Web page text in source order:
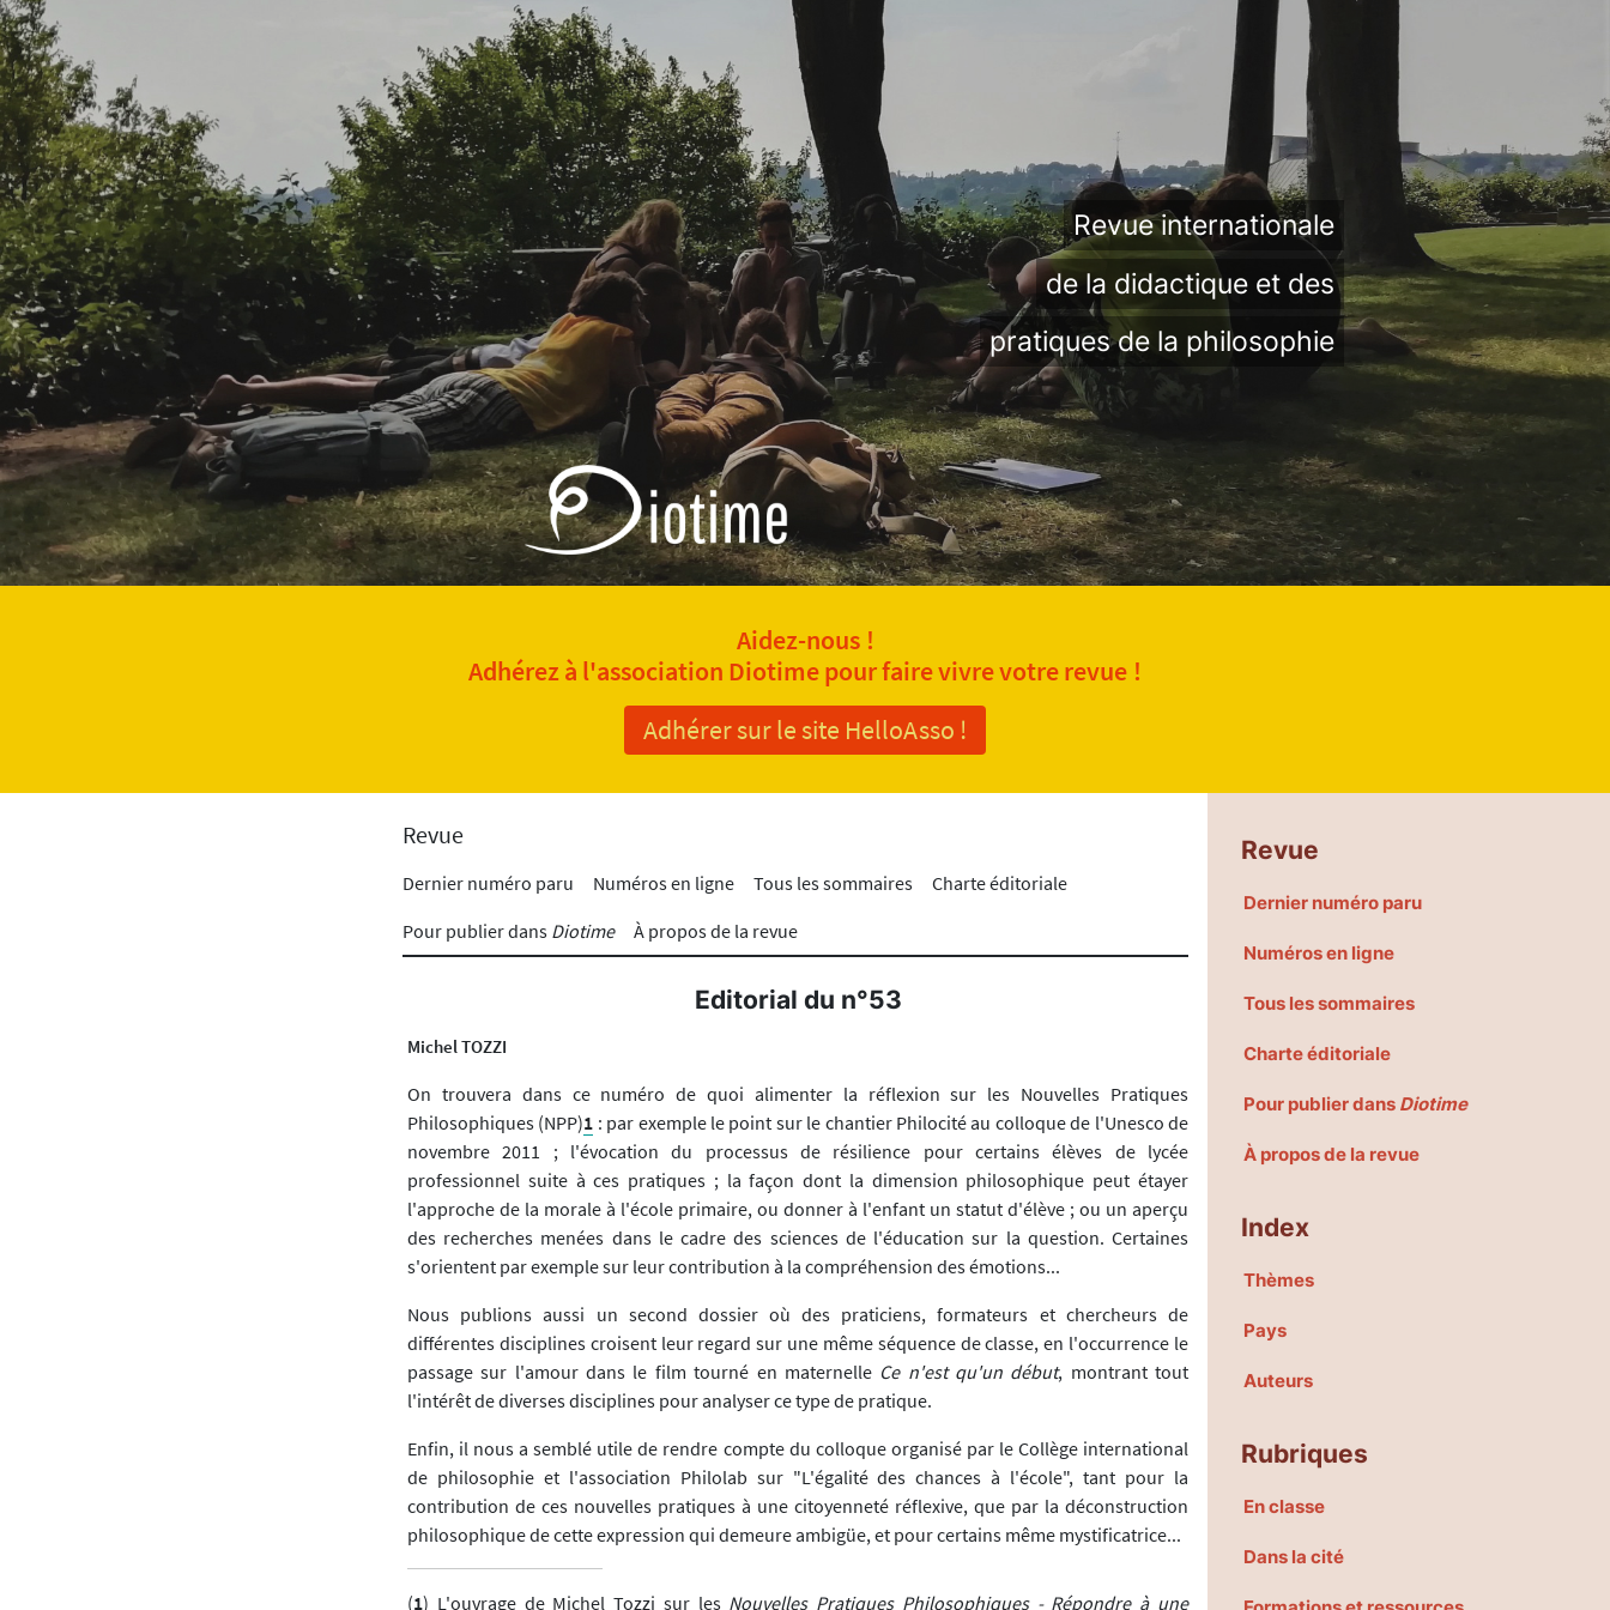
Revue internationale
de la didactique et des
pratiques de la philosophie
Aidez-nous !
Adhérez à l'association Diotime pour faire vivre votre revue !
Adhérer sur le site HelloAsso !
Revue
Dernier numéro paru Numéros en ligne Tous les sommaires
Charte éditoriale
Pour publier dans Diotime À propos de la revue
Editorial du n°53
Michel TOZZI
On trouvera dans ce numéro de quoi alimenter la réflexion sur les Nouvelles Pratiques
Philosophiques (NPP)1 : par exemple le point sur le chantier Philocité au colloque de l'Unesco de
novembre 2011 ; l'évocation du processus de résilience pour certains élèves de lycée
professionnel suite à ces pratiques ; la façon dont la dimension philosophique peut étayer
l'approche de la morale à l'école primaire, ou donner à l'enfant un statut d'élève ; ou un aperçu
des recherches menées dans le cadre des sciences de l'éducation sur la question. Certaines
s'orientent par exemple sur leur contribution à la compréhension des émotions...
Nous publions aussi un second dossier où des praticiens, formateurs et chercheurs de
différentes disciplines croisent leur regard sur une même séquence de classe, en l'occurrence le
passage sur l'amour dans le film tourné en maternelle Ce n'est qu'un début, montrant tout
l'intérêt de diverses disciplines pour analyser ce type de pratique.
Enfin, il nous a semblé utile de rendre compte du colloque organisé par le Collège international
de philosophie et l'association Philolab sur "L'égalité des chances à l'école", tant pour la
contribution de ces nouvelles pratiques à une citoyenneté réflexive, que par la déconstruction
philosophique de cette expression qui demeure ambigüe, et pour certains même mystificatrice...
(1) L'ouvrage de Michel Tozzi sur les Nouvelles Pratiques Philosophiques - Répondre à une
Revue
Dernier numéro paru
Numéros en ligne
Tous les sommaires
Charte éditoriale
Pour publier dans Diotime
À propos de la revue
Index
Thèmes
Pays
Auteurs
Rubriques
En classe
Dans la cité